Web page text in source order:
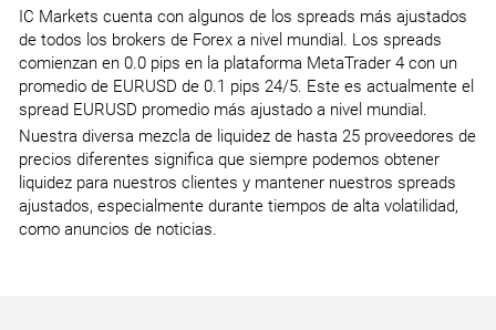
IC Markets cuenta con algunos de los spreads más ajustados
de todos los brokers de Forex a nivel mundial. Los spreads
comienzan en 0.0 pips en la plataforma MetaTrader 4 con un
promedio de EURUSD de 0.1 pips 24/5. Este es actualmente el
spread EURUSD promedio más ajustado a nivel mundial.
Nuestra diversa mezcla de liquidez de hasta 25 proveedores de
precios diferentes significa que siempre podemos obtener
liquidez para nuestros clientes y mantener nuestros spreads
ajustados, especialmente durante tiempos de alta volatilidad,
como anuncios de noticias.